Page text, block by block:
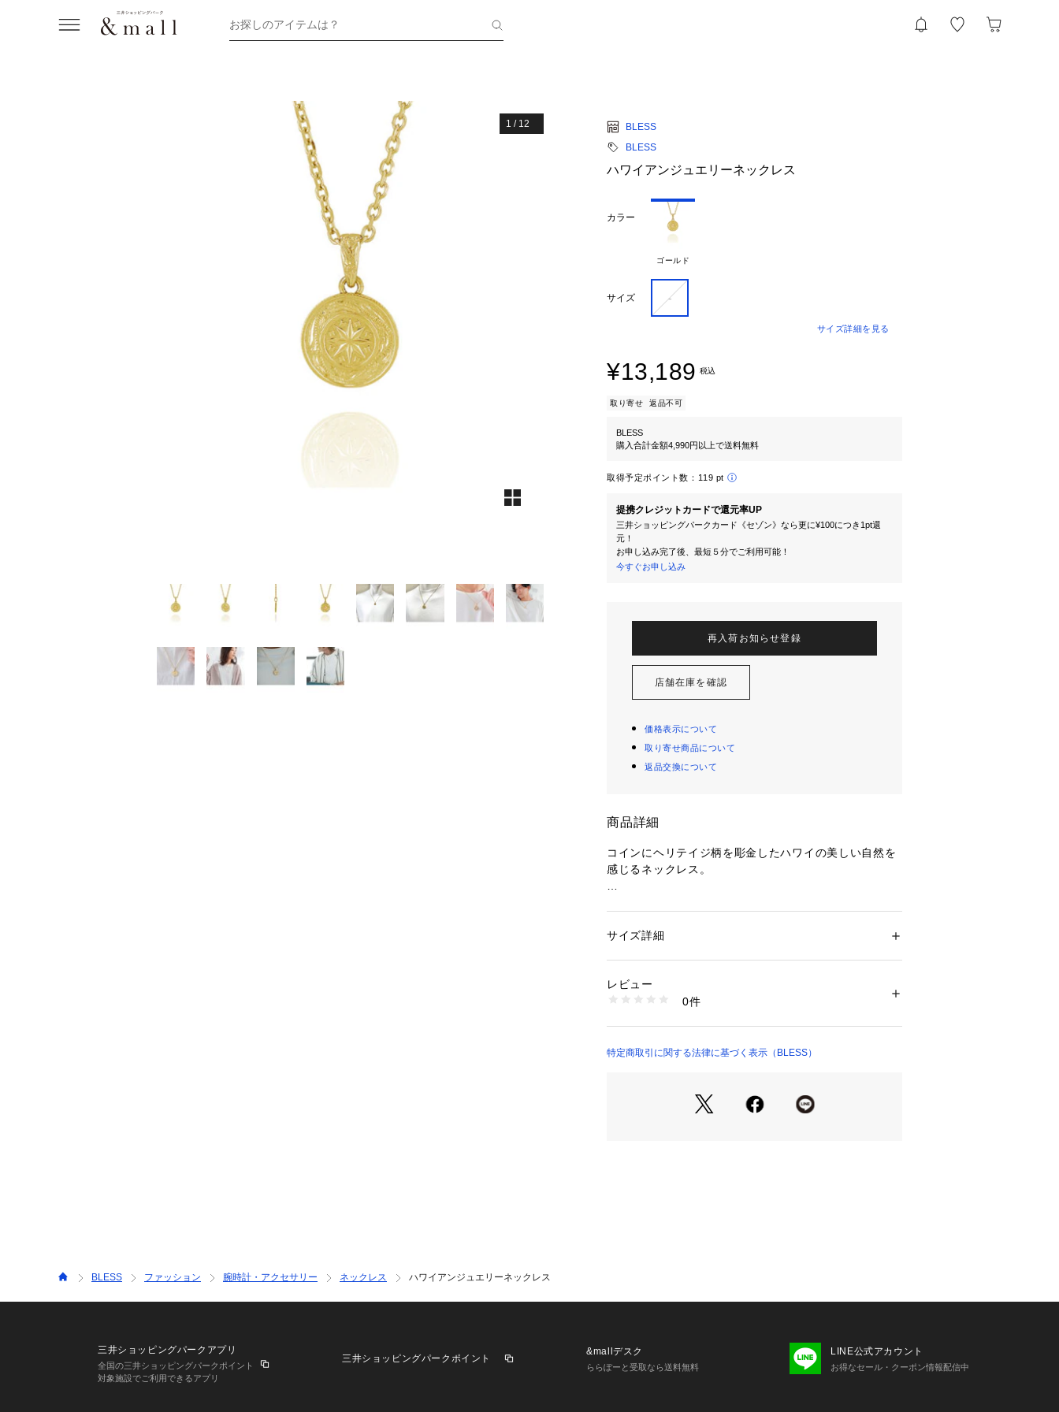
お探しのアイテムは？
1 / 12
BLESS
BLESS
ハワイアンジュエリーネックレス
カラー
ゴールド
サイズ -
サイズ詳細を見る
¥13,189 税込
取り寄せ 返品不可
BLESS
購入合計金額4,990円以上で送料無料
取得予定ポイント数： 119 pt
提携クレジットカードで還元率UP
三井ショッピングパークカード《セゾン》なら更に¥100につき1pt還
元！
お申し込み完了後、最短５分でご利用可能！
今すぐお申し込み
再入荷お知らせ登録
店舗在庫を確認
価格表示について
取り寄せ商品について
返品交換について
商品詳細
コインにヘリテイジ柄を彫金したハワイの美しい自然を
感じるネックレス。
程よいサイズ感でカジュアルな装いとの相性抜群です。
性別：レディース
5930000000081
サイズ詳細
レビュー
0件
特定商取引に関する法律に基づく表示（BLESS）
BLESS ファッション 腕時計・アクセサリー ネックレス ハワイアンジュエリーネックレス
三井ショッピングパークアプリ
全国の三井ショッピングパークポイント
対象施設でご利用できるアプリ
三井ショッピングパークポイント
&mallデスク
ららぽーと受取なら送料無料
LINE公式アカウント
お得なセール・クーポン情報配信中